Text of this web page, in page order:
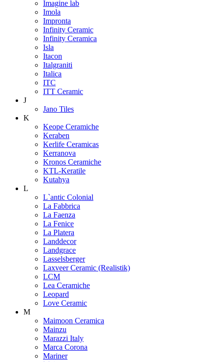
Imagine lab
Imola
Impronta
Infinity Ceramic
Infinity Ceramica
Isla
Itacon
Italgraniti
Italica
ITC
ITT Ceramic
J
Jano Tiles
K
Keope Ceramiche
Keraben
Kerlife Ceramicas
Kerranova
Kronos Ceramiche
KTL-Keratile
Kutahya
L
L`antic Colonial
La Fabbrica
La Faenza
La Fenice
La Platera
Landdecor
Landgrace
Lasselsberger
Laxveer Ceramic (Realistik)
LCM
Lea Ceramiche
Leopard
Love Ceramic
M
Maimoon Ceramica
Mainzu
Marazzi Italy
Marca Corona
Mariner